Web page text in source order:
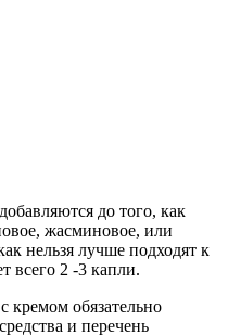
до того, как
жасминовое, или
нельзя лучше подходят к
всего 2 -3 капли.
кремом обязательно
и перечень